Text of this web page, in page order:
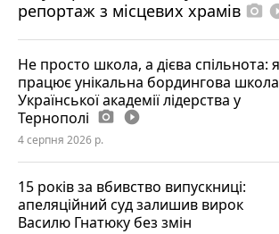
репортаж з місцевих храмів photo_camera
Не просто школа, а дієва спільнота:
працює унікальна бордингова школа
Української академії лідерства у
Тернополі photo_camera play_circle_filled
4 серпня 2026 р.
15 років за вбивство випускниці:
апеляційний суд залишив вирок
Василю Гнатюку без змін